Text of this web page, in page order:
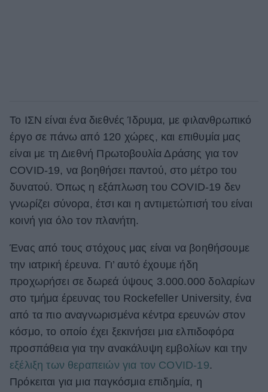
Το ΙΣΝ είναι ένα διεθνές Ίδρυμα, με φιλανθρωπικό
έργο σε πάνω από 120 χώρες, και επιθυμία μας
είναι με τη Διεθνή Πρωτοβουλία Δράσης για τον
COVID-19, να βοηθήσει παντού, στο μέτρο του
δυνατού. Όπως η εξάπλωση του COVID-19 δεν
γνωρίζει σύνορα, έτσι και η αντιμετώπισή του είναι
κοινή για όλο τον πλανήτη.
Ένας από τους στόχους μας είναι να βοηθήσουμε
την ιατρική έρευνα. Γι’ αυτό έχουμε ήδη
προχωρήσει σε δωρεά ύψους 3.000.000 δολαρίων
στο τμήμα έρευνας του Rockefeller University, ένα
από τα πιο αναγνωρισμένα κέντρα ερευνών στον
κόσμο, το οποίο έχει ξεκινήσει μια ελπιδοφόρα
προσπάθεια για την ανακάλυψη εμβολίων και την
εξέλιξη των θεραπειών για τον COVID-19.
Πρόκειται για μια παγκόσμια επιδημία, η